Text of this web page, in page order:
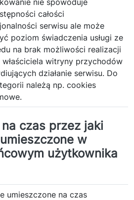
nie spowoduje
całości
serwisu ale może
poziom świadczenia usługi ze
na brak możliwości realizacji
właściciela witryny przychodów
działanie serwisu. Do
należą np. cookies
czas przez jaki
w
użytkownika
umieszczone na czas